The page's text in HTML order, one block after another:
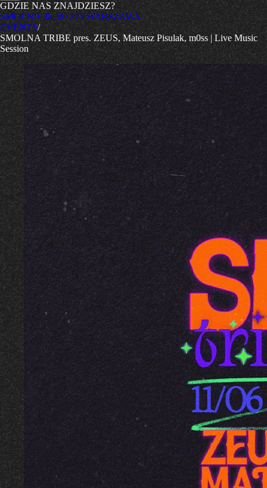
GDZIE NAS ZNAJDZIESZ?
SMOLNA 38, 00-375 WARSZAWA
EVENTS/
SMOLNA TRIBE pres. ZEUS, Mateusz Pisulak, m0ss | Live Music
Session